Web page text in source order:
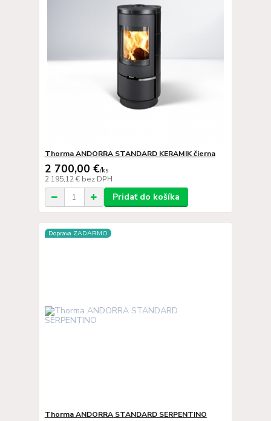
Thorma ANDORRA STANDARD KERAMIK čierna
2 700,00 €/ks
2 195,12 € bez DPH
Pridať do košíka
Doprava ZADARMO
Thorma ANDORRA STANDARD SERPENTINO